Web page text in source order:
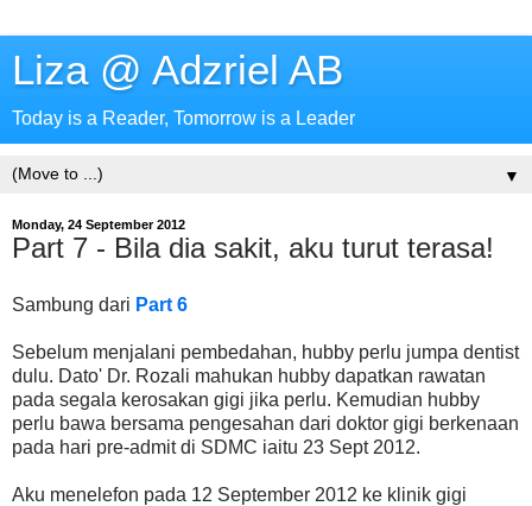
Liza @ Adzriel AB
Today is a Reader, Tomorrow is a Leader
▼
Monday, 24 September 2012
Part 7 - Bila dia sakit, aku turut terasa!
Sambung dari Part 6
Sebelum menjalani pembedahan, hubby perlu jumpa dentist
dulu. Dato' Dr. Rozali mahukan hubby dapatkan rawatan
pada segala kerosakan gigi jika perlu. Kemudian hubby
perlu bawa bersama pengesahan dari doktor gigi berkenaan
pada hari pre-admit di SDMC iaitu 23 Sept 2012.
Aku menelefon pada 12 September 2012 ke klinik gigi